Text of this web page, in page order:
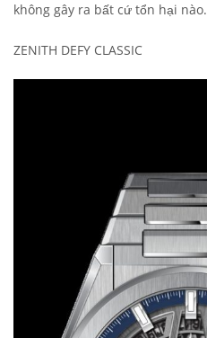
không gây ra bất cứ tổn hại nào.
ZENITH DEFY CLASSIC